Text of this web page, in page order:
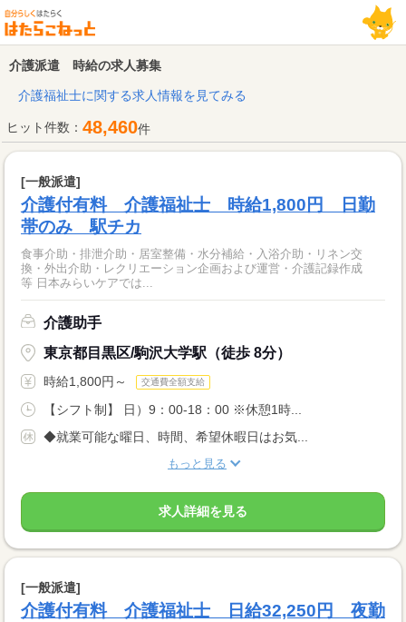
介護派遣 時給の求人募集
介護福祉士に関する求人情報を見てみる
ヒット件数： 48,460件
[一般派遣]
介護付有料 介護福祉士 時給1,800円 日勤
帯のみ 駅チカ
食事介助・排泄介助・居室整備・水分補給・入浴介助・リネン交
換・外出介助・レクリエーション企画および運営・介護記録作成
等 日本みらいケアでは...
介護助手
東京都目黒区/駒沢大学駅（徒歩 8分）
時給1,800円～ 交通費全額支給
【シフト制】 日）9：00-18：00 ※休憩1時...
◆就業可能な曜日、時間、希望休暇日はお気...
もっと見る
求人詳細を見る
[一般派遣]
介護付有料 介護福祉士 日給32,250円 夜勤